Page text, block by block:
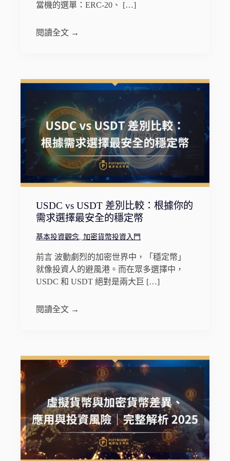
當機的選單：ERC-20、 […]
閱讀全文 →
USDC vs USDT 差別比較：根據你的
需求選擇最安全的穩定幣
基本投資觀念,加密貨幣投資入門
前言 波動劇烈的加密世界中，「穩定幣」
就像投資人的避風港。而在眾多選擇中，
USDC 和 USDT 絕對是兩大巨 […]
閱讀全文 →